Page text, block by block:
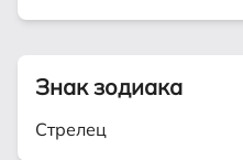
Знак зодиака
Стрелец